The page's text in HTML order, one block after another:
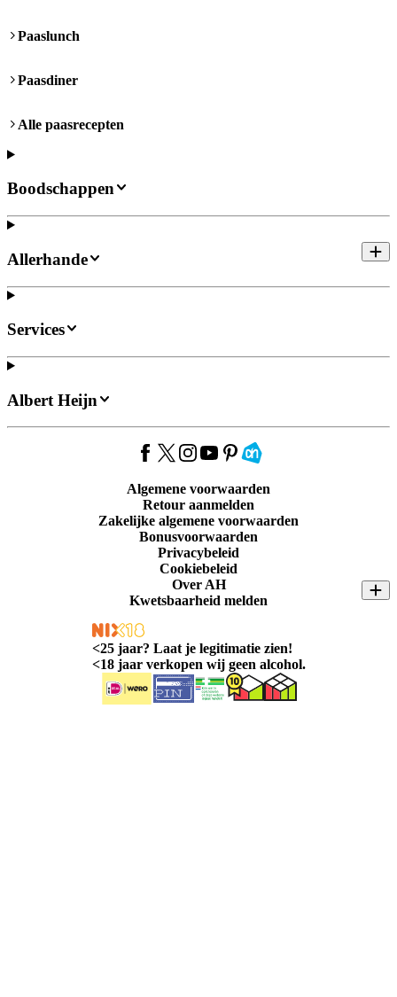
Paaslunch
Paasdiner
Alle paasrecepten
Boodschappen
Allerhande
Services
Albert Heijn
Algemene voorwaarden
Retour aanmelden
Zakelijke algemene voorwaarden
Bonusvoorwaarden
Privacybeleid
Cookiebeleid
Over AH
Kwetsbaarheid melden
<25 jaar? Laat je legitimatie zien!
<18 jaar verkopen wij geen alcohol.